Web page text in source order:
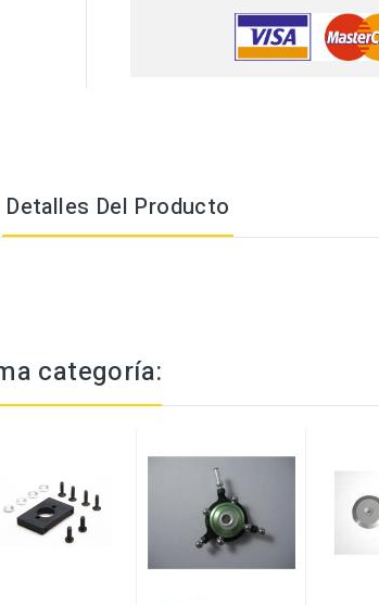
Detalles Del Producto
categoría: